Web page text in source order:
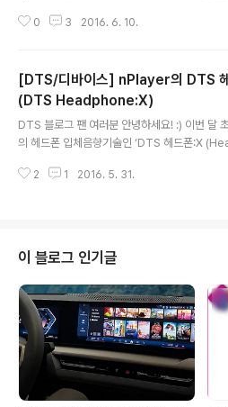
매하는데요. 최근, 아주 스타일리쉬한 게이밍 헤
로 커스터마이징할 수 있어 아주 특별한데요.
헤드폰:X 사운드를 지원하여 게이밍 헤드셋으로
도 놓치지 않았습니다. 적군이 오기 전에, 소리로
을 탐지해 낼 수 있습니다. 시베리아 350은 게
든 오디오를 생생하게 전달합니다. 총알 소리, 발
그리고 미세한 백그라운드 사운드까지 게임 개발
0 3 2016. 6. 10.
[DTS/디바이스] nPlayer의 DTS
(DTS Headphone:X)
DTS 블로그 팬 여러분 안녕하세요! :) 이번 달
의 헤드폰 입체음향기술인 ‘DTS 헤드폰:X
다는 소식을 전해 드렸는데요. 오늘은 직접 해당
까요? DTS 헤드폰:X는 2채널의 헤드폰으로 전
물론 화면에 등장하는 오브젝트의 움직임에 따
서라운드 입체음향을 들을 수 있도록 지원해 주
서 보다 현실감 넘치는 영화 감상을 가능하게 해
히 사용자들은 헤드폰:X 기술을 통해 홈시어터가
경에서도 휴대폰이..
2 1 2016. 5. 31.
이 블로그 인기글